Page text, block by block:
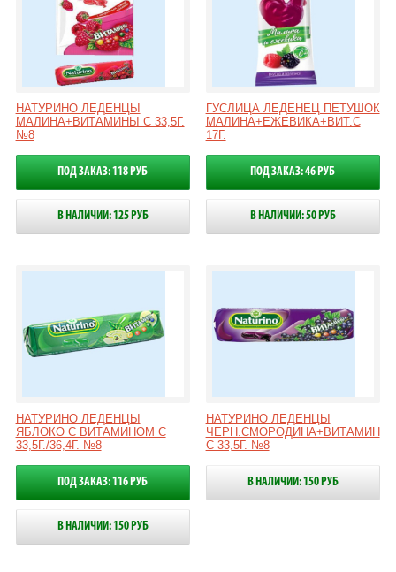
НАТУРИНО ЛЕДЕНЦЫ
МАЛИНА+ВИТАМИНЫ С 33,5Г.
№8
ПОД ЗАКАЗ: 118 РУБ
В НАЛИЧИИ: 125 РУБ
ГУСЛИЦА ЛЕДЕНЕЦ ПЕТУШОК
МАЛИНА+ЕЖЕВИКА+ВИТ.С
17Г.
ПОД ЗАКАЗ: 46 РУБ
В НАЛИЧИИ: 50 РУБ
НАТУРИНО ЛЕДЕНЦЫ
ЯБЛОКО С ВИТАМИНОМ С
33,5Г./36,4Г. №8
ПОД ЗАКАЗ: 116 РУБ
В НАЛИЧИИ: 150 РУБ
НАТУРИНО ЛЕДЕНЦЫ
ЧЕРН.СМОРОДИНА+ВИТАМИН
С 33,5Г. №8
В НАЛИЧИИ: 150 РУБ